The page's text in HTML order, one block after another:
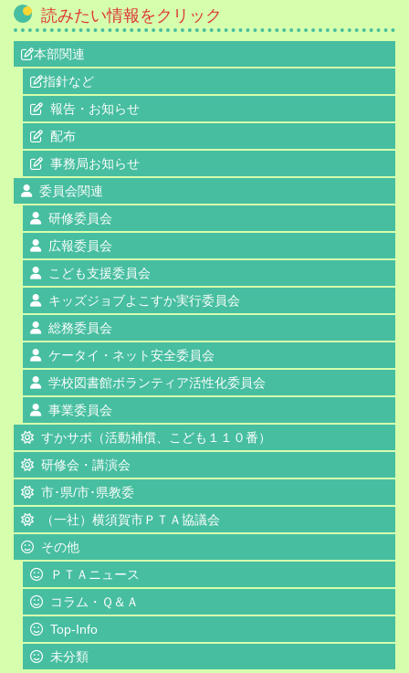
読みたい情報をクリック
本部関連
指針など
報告・お知らせ
配布
事務局お知らせ
委員会関連
研修委員会
広報委員会
こども支援委員会
キッズジョブよこすか実行委員会
総務委員会
ケータイ・ネット安全委員会
学校図書館ボランティア活性化委員会
事業委員会
すかサポ（活動補償、こども１１０番）
研修会・講演会
市･県/市･県教委
（一社）横須賀市ＰＴＡ協議会
その他
ＰＴＡニュース
コラム・Ｑ＆Ａ
Top-Info
未分類